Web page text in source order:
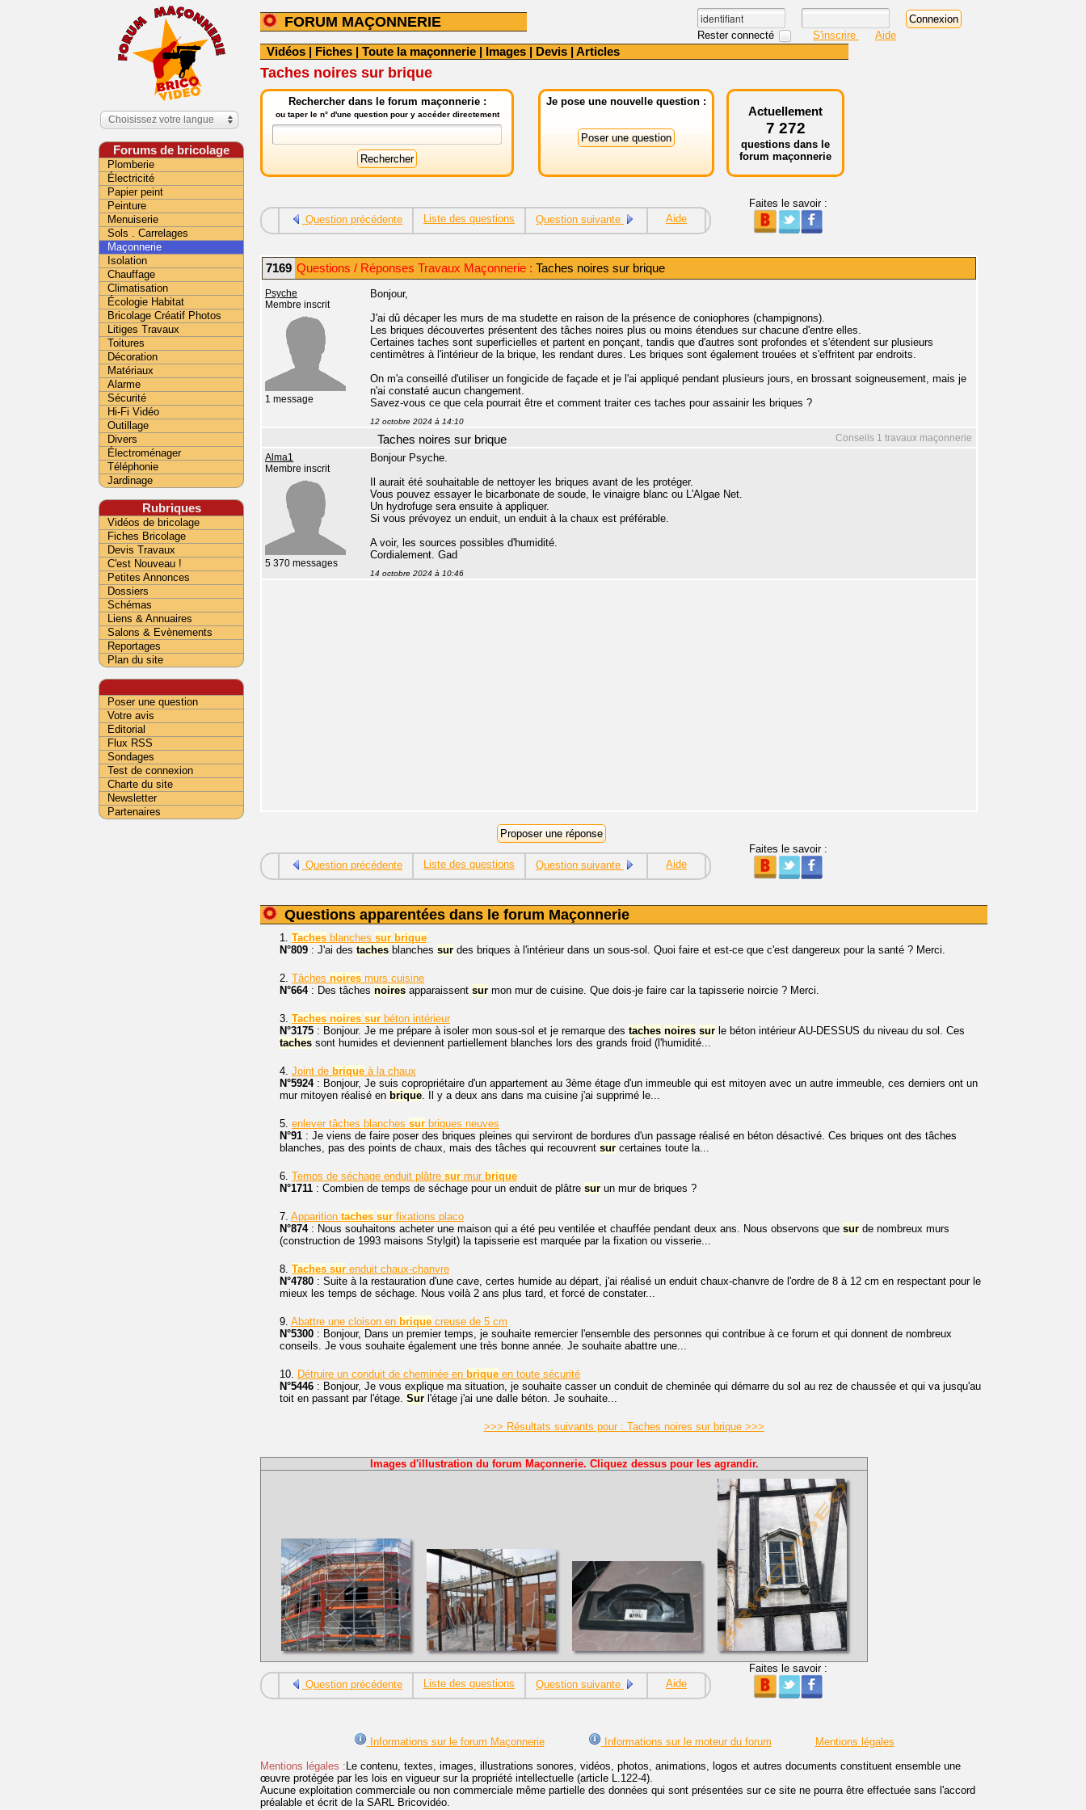
FORUM MAÇONNERIE
Rester connecté S'inscrire Aide
Vidéos | Fiches | Toute la maçonnerie | Images | Devis | Articles
Taches noires sur brique
Rechercher dans le forum maçonnerie :
ou taper le n° d'une question pour y accéder directement
Je pose une nouvelle question :
Actuellement
7 272
questions dans le
forum maçonnerie
Question précédente Liste des questions Question suivante Aide
Faites le savoir :
7169 Questions / Réponses Travaux Maçonnerie : Taches noires sur brique
Psyche
Membre inscrit
1 message
Bonjour,
J'ai dû décaper les murs de ma studette en raison de la présence de coniophores (champignons).
Les briques découvertes présentent des tâches noires plus ou moins étendues sur chacune d'entre elles.
Certaines taches sont superficielles et partent en ponçant, tandis que d'autres sont profondes et s'étendent sur plusieurs
centimètres à l'intérieur de la brique, les rendant dures. Les briques sont également trouées et s'effritent par endroits.
On m'a conseillé d'utiliser un fongicide de façade et je l'ai appliqué pendant plusieurs jours, en brossant soigneusement, mais je
n'ai constaté aucun changement.
Savez-vous ce que cela pourrait être et comment traiter ces taches pour assainir les briques ?
12 octobre 2024 à 14:10
Conseils 1 travaux maçonnerie
Taches noires sur brique
Alma1
Membre inscrit
5 370 messages
Bonjour Psyche.
Il aurait été souhaitable de nettoyer les briques avant de les protéger.
Vous pouvez essayer le bicarbonate de soude, le vinaigre blanc ou L'Algae Net.
Un hydrofuge sera ensuite à appliquer.
Si vous prévoyez un enduit, un enduit à la chaux est préférable.
A voir, les sources possibles d'humidité.
Cordialement. Gad
14 octobre 2024 à 10:46
Question précédente Liste des questions Question suivante Aide
Faites le savoir :
Questions apparentées dans le forum Maçonnerie
1. Taches blanches sur brique
N°809 : J'ai des taches blanches sur des briques à l'intérieur dans un sous-sol. Quoi faire et est-ce que c'est dangereux pour la santé ? Merci.
2. Tâches noires murs cuisine
N°664: Des tâches noires apparaissent sur mon mur de cuisine. Que dois-je faire car la tapisserie noircie ? Merci.
3. Taches noires sur béton intérieur
N°3175 : Bonjour. Je me prépare à isoler mon sous-sol et je remarque des taches noires sur le béton intérieur AU-DESSUS du niveau du sol. Ces
taches sont humides et deviennent partiellement blanches lors des grands froid (l'humidité...
4. Joint de brique à la chaux
N°5924: Bonjour, Je suis copropriétaire d'un appartement au 3ème étage d'un immeuble qui est mitoyen avec un autre immeuble, ces derniers ont un
mur mitoyen réalisé en brique. Il y a deux ans dans ma cuisine j'ai supprimé le...
5. enlever tâches blanches sur briques neuves
N°91 : Je viens de faire poser des briques pleines qui serviront de bordures d'un passage réalisé en béton désactivé. Ces briques ont des tâches
blanches, pas des points de chaux, mais des tâches qui recouvrent sur certaines toute la...
6. Temps de séchage enduit plâtre sur mur brique
N°1711 : Combien de temps de séchage pour un enduit de plâtre sur un mur de briques ?
7. Apparition taches sur fixations placo
N°874: Nous souhaitons acheter une maison qui a été peu ventilée et chauffée pendant deux ans. Nous observons que sur de nombreux murs
(construction de 1993 maisons Stylgit) la tapisserie est marquée par la fixation ou visserie...
8. Taches sur enduit chaux-chanvre
N°4780 : Suite à la restauration d'une cave, certes humide au départ, j'ai réalisé un enduit chaux-chanvre de l'ordre de 8 à 12 cm en respectant pour le
mieux les temps de séchage. Nous voilà 2 ans plus tard, et forcé de constater...
9. Abattre une cloison en brique creuse de 5 cm
N°5300 : Bonjour, Dans un premier temps, je souhaite remercier l'ensemble des personnes qui contribue à ce forum et qui donnent de nombreux
conseils. Je vous souhaite également une très bonne année. Je souhaite abattre une...
10. Détruire un conduit de cheminée en brique en toute sécurité
N°5446 : Bonjour, Je vous explique ma situation, je souhaite casser un conduit de cheminée qui démarre du sol au rez de chaussée et qui va jusqu'au
toit en passant par l'étage. Sur l'étage j'ai une dalle béton. Je souhaite...
>>> Résultats suivants pour : Taches noires sur brique >>>
Images d'illustration du forum Maçonnerie. Cliquez dessus pour les agrandir.
Question précédente Liste des questions Question suivante Aide
Faites le savoir :
Informations sur le forum Maçonnerie Informations sur le moteur du forum
Mentions légales
Mentions légales : Le contenu, textes, images, illustrations sonores, vidéos, photos, animations, logos et autres documents constituent ensemble une
œuvre protégée par les lois en vigueur sur la propriété intellectuelle (article L.122-4).
Aucune exploitation commerciale ou non commerciale même partielle des données qui sont présentées sur ce site ne pourra être effectuée sans l'accord
préalable et écrit de la SARL Bricovidéo.
Choisissez votre langue
Forums de bricolage
Plomberie
Électricité
Papier peint
Peinture
Menuiserie
Sols . Carrelages
Maçonnerie
Isolation
Chauffage
Climatisation
Écologie Habitat
Bricolage Créatif Photos
Litiges Travaux
Toitures
Décoration
Matériaux
Alarme
Sécurité
Hi-Fi Vidéo
Outillage
Divers
Électroménager
Téléphonie
Jardinage
Rubriques
Vidéos de bricolage
Fiches Bricolage
Devis Travaux
C'est Nouveau !
Petites Annonces
Dossiers
Schémas
Liens & Annuaires
Salons & Evènements
Reportages
Plan du site
Poser une question
Votre avis
Editorial
Flux RSS
Sondages
Test de connexion
Charte du site
Newsletter
Partenaires